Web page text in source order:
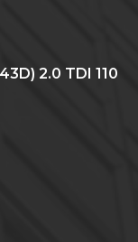
2.0 TDI 110